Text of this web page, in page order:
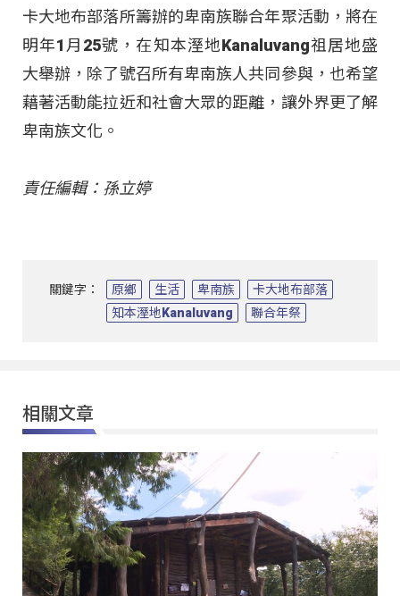
卡大地布部落所籌辦的卑南族聯合年聚活動，將在
明年1月25號，在知本溼地Kanaluvang祖居地盛
大舉辦，除了號召所有卑南族人共同參與，也希望
藉著活動能拉近和社會大眾的距離，讓外界更了解
卑南族文化。
責任編輯：孫立婷
關鍵字： 原鄉 生活 卑南族
卡大地布部落
知本溼地Kanaluvang
聯合年祭
相關文章